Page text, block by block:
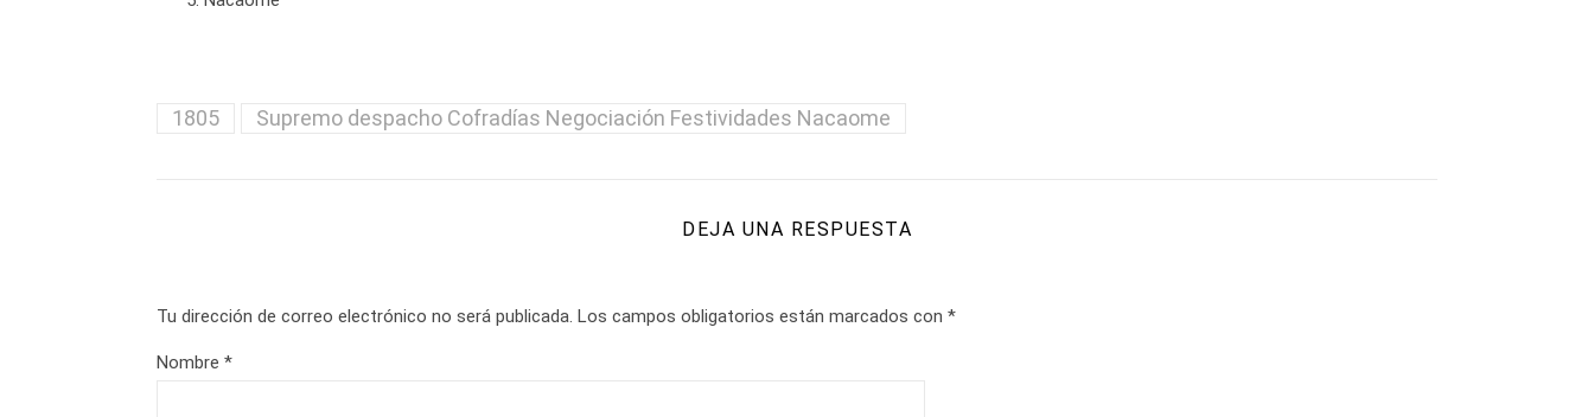
1805 Supremo despacho Cofradías Negociación Festividades Nacaome
DEJA UNA RESPUESTA
Tu dirección de correo electrónico no será publicada. Los campos obligatorios están marcados con *
Nombre *